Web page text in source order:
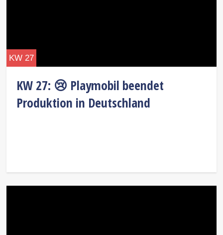
KW 27: 😢 Playmobil beendet
Produktion in Deutschland
KW 27